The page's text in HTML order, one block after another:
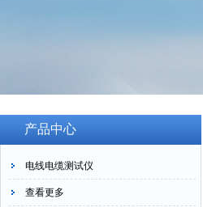
产品中心
电线电缆测试仪
查看更多